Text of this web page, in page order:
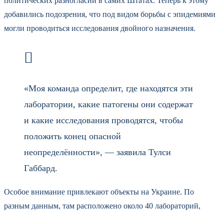
добавились подозрения, что под видом борьбы с эпидемиями
могли проводиться исследования двойного назначения.
«Моя команда определит, где находятся эти
лаборатории, какие патогены они содержат
и какие исследования проводятся, чтобы
положить конец опасной
неопределённости», — заявила Тулси
Габбард.
Особое внимание привлекают объекты на Украине. По
разным данным, там расположено около 40 лабораторий,